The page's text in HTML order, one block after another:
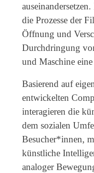
die Prozesse der
Öffnung und
Durchdringung
und Maschine
Basierend auf
entwickelten
interagieren die
dem sozialen
Besucher*innen,
künstliche
analoger